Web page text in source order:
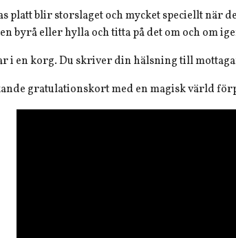
platt blir storslaget och mycket speciellt när
byrå eller hylla och titta på det om och om
i en korg. Du skriver din hälsning till
gratulationskort med en magisk värld